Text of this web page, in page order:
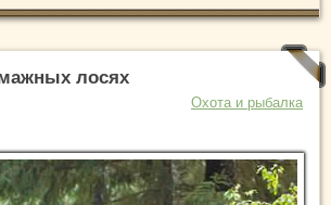
лосях
Охота и рыбалка